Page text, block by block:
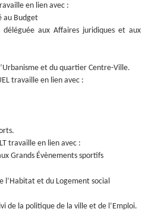
en lien avec :
au Budget
déléguée aux Affaires juridiques et
et du quartier Centre-Ville.
travaille en lien avec :
travaille en lien avec :
Grands Évènements sportifs
l’Habitat et du Logement social
de la politique de la ville et de l’Emploi.